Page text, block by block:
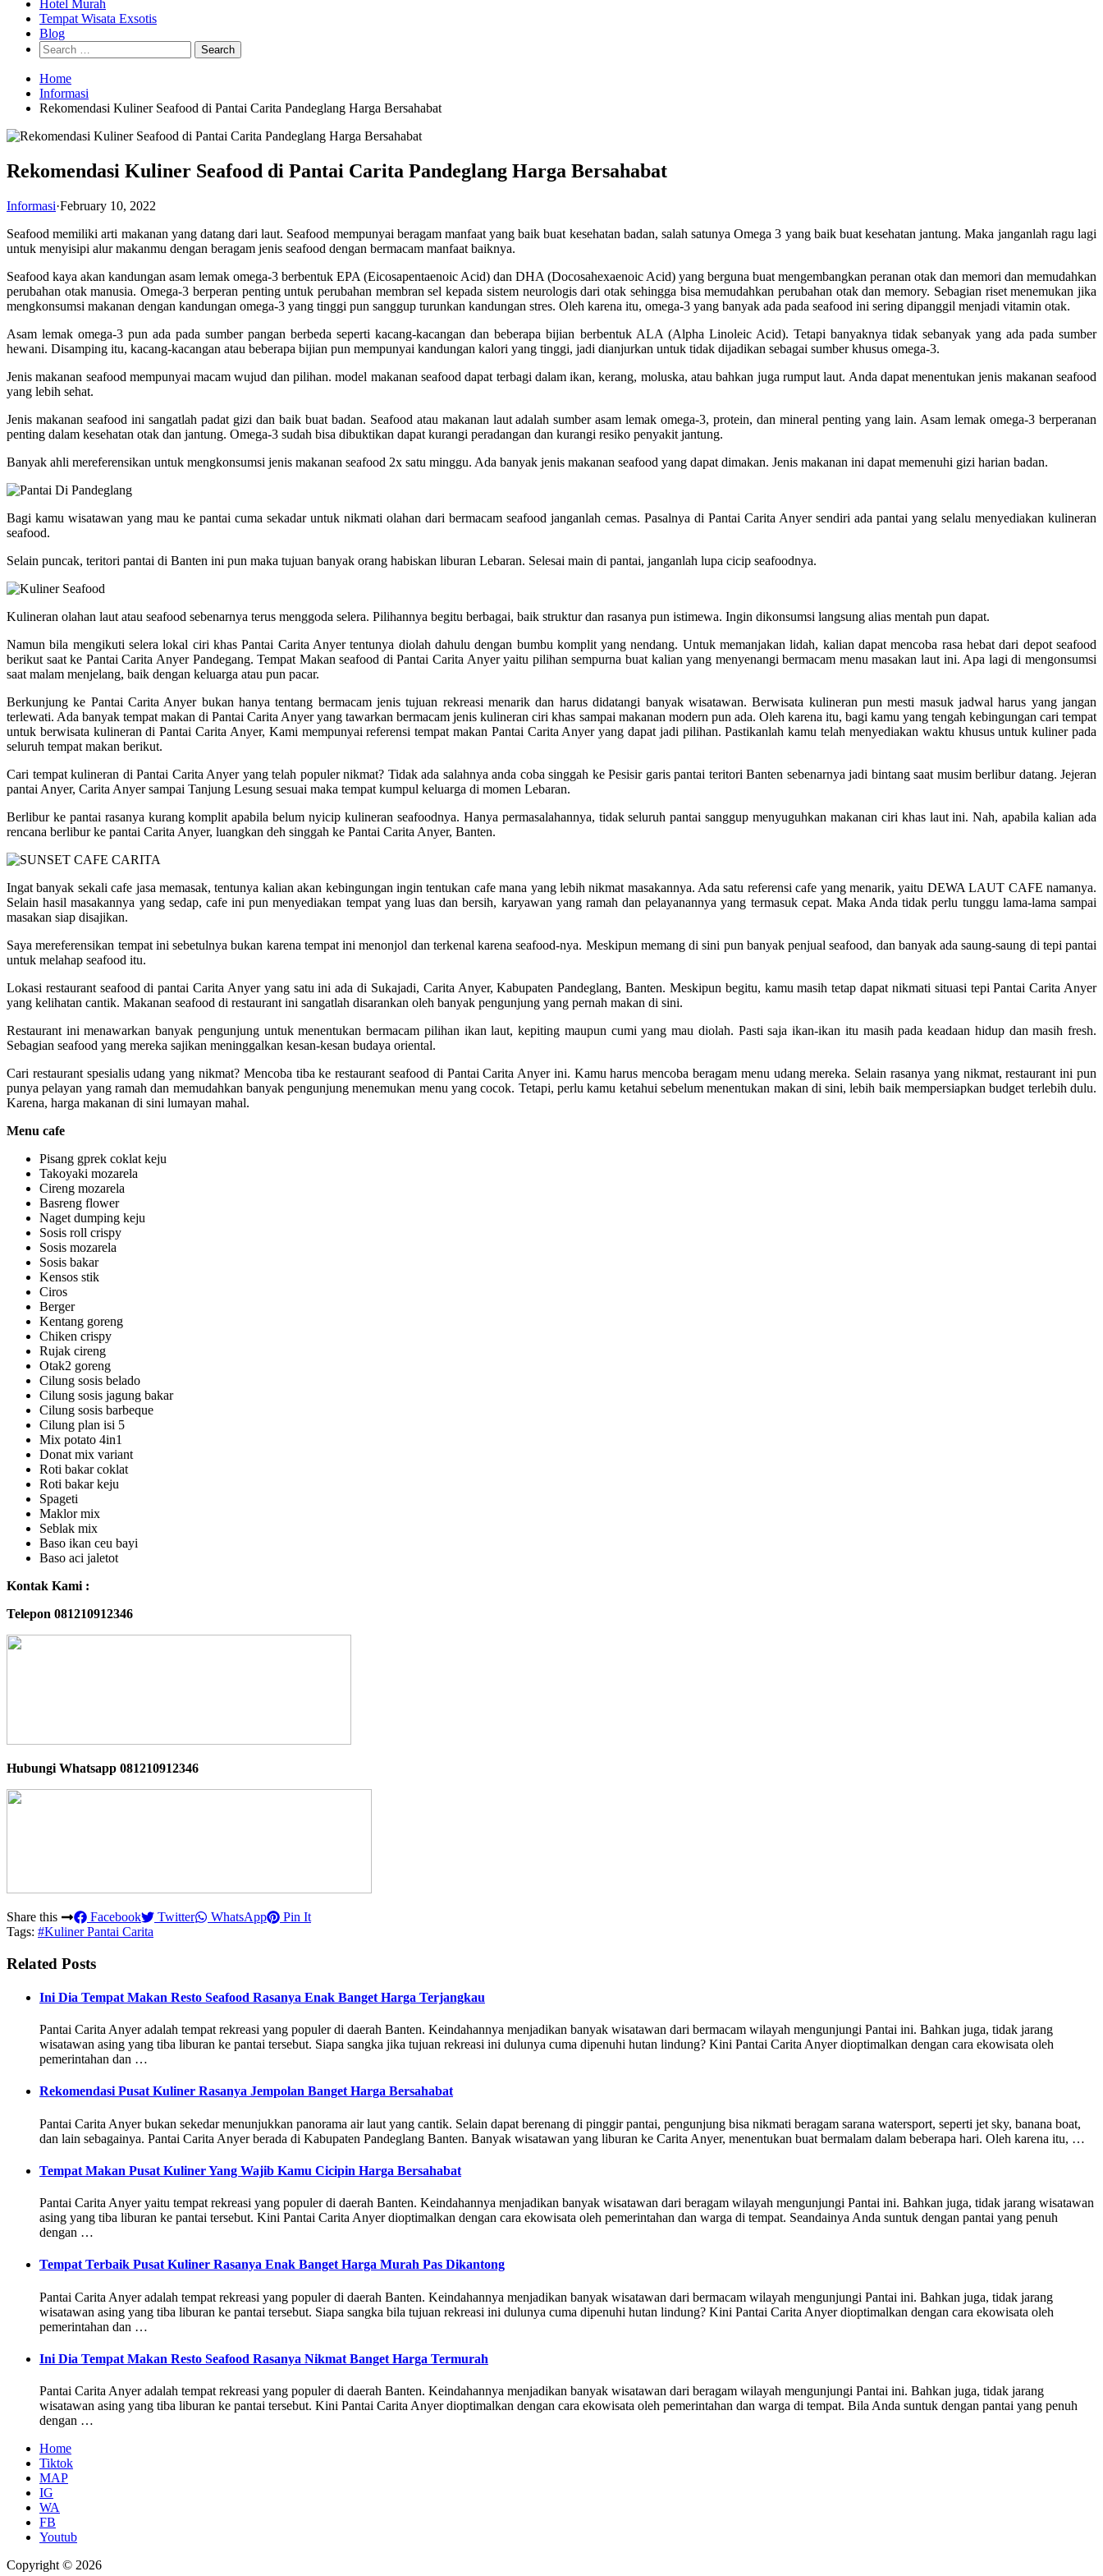
Hotel Murah
Tempat Wisata Exsotis
Blog
Search
for:
Home
Informasi
Rekomendasi Kuliner Seafood di Pantai Carita Pandeglang Harga Bersahabat
Rekomendasi Kuliner Seafood di Pantai Carita Pandeglang Harga Bersahabat
Informasi·February 10, 2022
Seafood memiliki arti makanan yang datang dari laut. Seafood mempunyai beragam manfaat yang baik buat kesehatan badan, salah satunya Omega 3 yang baik buat kesehatan jantung. Maka janganlah ragu lagi
untuk menyisipi alur makanmu dengan beragam jenis seafood dengan bermacam manfaat baiknya.
Seafood kaya akan kandungan asam lemak omega-3 berbentuk EPA (Eicosapentaenoic Acid) dan DHA (Docosahexaenoic Acid) yang berguna buat mengembangkan peranan otak dan memori dan memudahkan
perubahan otak manusia. Omega-3 berperan penting untuk perubahan membran sel kepada sistem neurologis dari otak sehingga bisa memudahkan perubahan otak dan memory. Sebagian riset menemukan jika
mengkonsumsi makanan dengan kandungan omega-3 yang tinggi pun sanggup turunkan kandungan stres. Oleh karena itu, omega-3 yang banyak ada pada seafood ini sering dipanggil menjadi vitamin otak.
Asam lemak omega-3 pun ada pada sumber pangan berbeda seperti kacang-kacangan dan beberapa bijian berbentuk ALA (Alpha Linoleic Acid). Tetapi banyaknya tidak sebanyak yang ada pada sumber
hewani. Disamping itu, kacang-kacangan atau beberapa bijian pun mempunyai kandungan kalori yang tinggi, jadi dianjurkan untuk tidak dijadikan sebagai sumber khusus omega-3.
Jenis makanan seafood mempunyai macam wujud dan pilihan. model makanan seafood dapat terbagi dalam ikan, kerang, moluska, atau bahkan juga rumput laut. Anda dapat menentukan jenis makanan seafood
yang lebih sehat.
Jenis makanan seafood ini sangatlah padat gizi dan baik buat badan. Seafood atau makanan laut adalah sumber asam lemak omega-3, protein, dan mineral penting yang lain. Asam lemak omega-3 berperanan
penting dalam kesehatan otak dan jantung. Omega-3 sudah bisa dibuktikan dapat kurangi peradangan dan kurangi resiko penyakit jantung.
Banyak ahli mereferensikan untuk mengkonsumsi jenis makanan seafood 2x satu minggu. Ada banyak jenis makanan seafood yang dapat dimakan. Jenis makanan ini dapat memenuhi gizi harian badan.
Bagi kamu wisatawan yang mau ke pantai cuma sekadar untuk nikmati olahan dari bermacam seafood janganlah cemas. Pasalnya di Pantai Carita Anyer sendiri ada pantai yang selalu menyediakan kulineran
seafood.
Selain puncak, teritori pantai di Banten ini pun maka tujuan banyak orang habiskan liburan Lebaran. Selesai main di pantai, janganlah lupa cicip seafoodnya.
Kulineran olahan laut atau seafood sebenarnya terus menggoda selera. Pilihannya begitu berbagai, baik struktur dan rasanya pun istimewa. Ingin dikonsumsi langsung alias mentah pun dapat.
Namun bila mengikuti selera lokal ciri khas Pantai Carita Anyer tentunya diolah dahulu dengan bumbu komplit yang nendang. Untuk memanjakan lidah, kalian dapat mencoba rasa hebat dari depot seafood
berikut saat ke Pantai Carita Anyer Pandegang. Tempat Makan seafood di Pantai Carita Anyer yaitu pilihan sempurna buat kalian yang menyenangi bermacam menu masakan laut ini. Apa lagi di mengonsumsi
saat malam menjelang, baik dengan keluarga atau pun pacar.
Berkunjung ke Pantai Carita Anyer bukan hanya tentang bermacam jenis tujuan rekreasi menarik dan harus didatangi banyak wisatawan. Berwisata kulineran pun mesti masuk jadwal harus yang jangan
terlewati. Ada banyak tempat makan di Pantai Carita Anyer yang tawarkan bermacam jenis kulineran ciri khas sampai makanan modern pun ada. Oleh karena itu, bagi kamu yang tengah kebingungan cari tempat
untuk berwisata kulineran di Pantai Carita Anyer, Kami mempunyai referensi tempat makan Pantai Carita Anyer yang dapat jadi pilihan. Pastikanlah kamu telah menyediakan waktu khusus untuk kuliner pada
seluruh tempat makan berikut.
Cari tempat kulineran di Pantai Carita Anyer yang telah populer nikmat? Tidak ada salahnya anda coba singgah ke Pesisir garis pantai teritori Banten sebenarnya jadi bintang saat musim berlibur datang. Jejeran
pantai Anyer, Carita Anyer sampai Tanjung Lesung sesuai maka tempat kumpul keluarga di momen Lebaran.
Berlibur ke pantai rasanya kurang komplit apabila belum nyicip kulineran seafoodnya. Hanya permasalahannya, tidak seluruh pantai sanggup menyuguhkan makanan ciri khas laut ini. Nah, apabila kalian ada
rencana berlibur ke pantai Carita Anyer, luangkan deh singgah ke Pantai Carita Anyer, Banten.
Ingat banyak sekali cafe jasa memasak, tentunya kalian akan kebingungan ingin tentukan cafe mana yang lebih nikmat masakannya. Ada satu referensi cafe yang menarik, yaitu DEWA LAUT CAFE namanya.
Selain hasil masakannya yang sedap, cafe ini pun menyediakan tempat yang luas dan bersih, karyawan yang ramah dan pelayanannya yang termasuk cepat. Maka Anda tidak perlu tunggu lama-lama sampai
masakan siap disajikan.
Saya mereferensikan tempat ini sebetulnya bukan karena tempat ini menonjol dan terkenal karena seafood-nya. Meskipun memang di sini pun banyak penjual seafood, dan banyak ada saung-saung di tepi pantai
untuk melahap seafood itu.
Lokasi restaurant seafood di pantai Carita Anyer yang satu ini ada di Sukajadi, Carita Anyer, Kabupaten Pandeglang, Banten. Meskipun begitu, kamu masih tetap dapat nikmati situasi tepi Pantai Carita Anyer
yang kelihatan cantik. Makanan seafood di restaurant ini sangatlah disarankan oleh banyak pengunjung yang pernah makan di sini.
Restaurant ini menawarkan banyak pengunjung untuk menentukan bermacam pilihan ikan laut, kepiting maupun cumi yang mau diolah. Pasti saja ikan-ikan itu masih pada keadaan hidup dan masih fresh.
Sebagian seafood yang mereka sajikan meninggalkan kesan-kesan budaya oriental.
Cari restaurant spesialis udang yang nikmat? Mencoba tiba ke restaurant seafood di Pantai Carita Anyer ini. Kamu harus mencoba beragam menu udang mereka. Selain rasanya yang nikmat, restaurant ini pun
punya pelayan yang ramah dan memudahkan banyak pengunjung menemukan menu yang cocok. Tetapi, perlu kamu ketahui sebelum menentukan makan di sini, lebih baik mempersiapkan budget terlebih dulu.
Karena, harga makanan di sini lumayan mahal.
Menu cafe
Pisang gprek coklat keju
Takoyaki mozarela
Cireng mozarela
Basreng flower
Naget dumping keju
Sosis roll crispy
Sosis mozarela
Sosis bakar
Kensos stik
Ciros
Berger
Kentang goreng
Chiken crispy
Rujak cireng
Otak2 goreng
Cilung sosis belado
Cilung sosis jagung bakar
Cilung sosis barbeque
Cilung plan isi 5
Mix potato 4in1
Donat mix variant
Roti bakar coklat
Roti bakar keju
Spageti
Maklor mix
Seblak mix
Baso ikan ceu bayi
Baso aci jaletot
Kontak Kami :
Telepon 081210912346
Hubungi Whatsapp 081210912346
Share this Facebook Twitter WhatsApp
Pin It
Tags: #Kuliner Pantai Carita
Related Posts
Ini Dia Tempat Makan Resto Seafood Rasanya Enak Banget Harga Terjangkau
Pantai Carita Anyer adalah tempat rekreasi yang populer di daerah Banten. Keindahannya menjadikan banyak wisatawan dari bermacam wilayah mengunjungi Pantai ini. Bahkan juga, tidak jarang
wisatawan asing yang tiba liburan ke pantai tersebut. Siapa sangka jika tujuan rekreasi ini dulunya cuma dipenuhi hutan lindung? Kini Pantai Carita Anyer dioptimalkan dengan cara ekowisata oleh
pemerintahan dan …
Rekomendasi Pusat Kuliner Rasanya Jempolan Banget Harga Bersahabat
Pantai Carita Anyer bukan sekedar menunjukkan panorama air laut yang cantik. Selain dapat berenang di pinggir pantai, pengunjung bisa nikmati beragam sarana watersport, seperti jet sky, banana boat,
dan lain sebagainya. Pantai Carita Anyer berada di Kabupaten Pandeglang Banten. Banyak wisatawan yang liburan ke Carita Anyer, menentukan buat bermalam dalam beberapa hari. Oleh karena itu, …
Tempat Makan Pusat Kuliner Yang Wajib Kamu Cicipin Harga Bersahabat
Pantai Carita Anyer yaitu tempat rekreasi yang populer di daerah Banten. Keindahannya menjadikan banyak wisatawan dari beragam wilayah mengunjungi Pantai ini. Bahkan juga, tidak jarang wisatawan
asing yang tiba liburan ke pantai tersebut. Kini Pantai Carita Anyer dioptimalkan dengan cara ekowisata oleh pemerintahan dan warga di tempat. Seandainya Anda suntuk dengan pantai yang penuh
dengan …
Tempat Terbaik Pusat Kuliner Rasanya Enak Banget Harga Murah Pas Dikantong
Pantai Carita Anyer adalah tempat rekreasi yang populer di daerah Banten. Keindahannya menjadikan banyak wisatawan dari bermacam wilayah mengunjungi Pantai ini. Bahkan juga, tidak jarang
wisatawan asing yang tiba liburan ke pantai tersebut. Siapa sangka bila tujuan rekreasi ini dulunya cuma dipenuhi hutan lindung? Kini Pantai Carita Anyer dioptimalkan dengan cara ekowisata oleh
pemerintahan dan …
Ini Dia Tempat Makan Resto Seafood Rasanya Nikmat Banget Harga Termurah
Pantai Carita Anyer adalah tempat rekreasi yang populer di daerah Banten. Keindahannya menjadikan banyak wisatawan dari beragam wilayah mengunjungi Pantai ini. Bahkan juga, tidak jarang
wisatawan asing yang tiba liburan ke pantai tersebut. Kini Pantai Carita Anyer dioptimalkan dengan cara ekowisata oleh pemerintahan dan warga di tempat. Bila Anda suntuk dengan pantai yang penuh
dengan …
Home
Tiktok
MAP
IG
WA
FB
Youtub
Copyright © 2026